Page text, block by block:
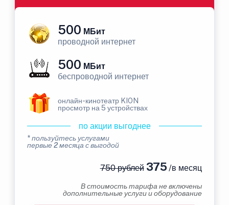
500 МБит
проводной интернет
500 МБит
беспроводной интернет
онлайн-кинотеатр KION
просмотр на 5 устройствах
по акции выгоднее
* пользуйтесь услугами
первые 2 месяца с выгодой
750 рублей375 /в месяц
В стоимость тарифа не включены
дополнительные услуги и оборудование